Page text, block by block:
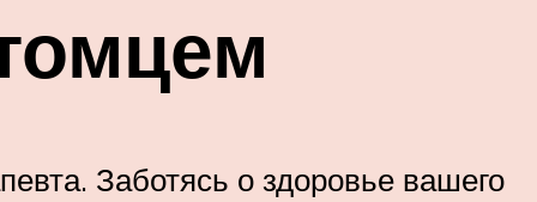
Заботясь о здоровье вашего